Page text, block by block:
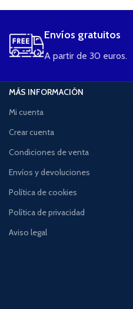
Envíos gratuitos
A partir de 30 euros.
MÁS INFORMACIÓN
Mi cuenta
Crear cuenta
Condiciones de venta
Envíos y devoluciones
Política de cookies
Política de privacidad
Aviso legal